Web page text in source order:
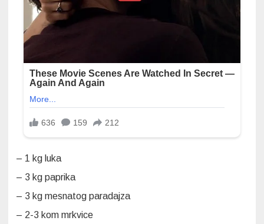
– 1 kg luka
– 3 kg paprika
– 3 kg mesnatog paradajza
– 2-3 kom mrkvice